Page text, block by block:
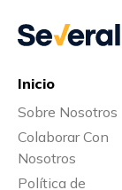
Inicio
Sobre Nosotros
Colaborar Con
Nosotros
Política de